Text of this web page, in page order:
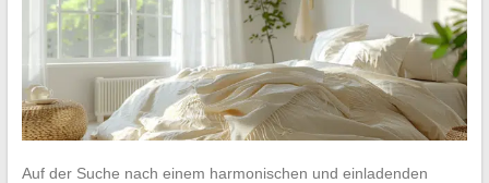
Auf der Suche nach einem harmonischen und einladenden